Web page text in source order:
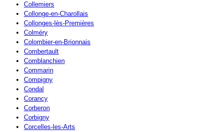
Collemiers
Collonge-en-Charollais
Collonges-lès-Premières
Colméry
Colombier-en-Brionnais
Combertault
Comblanchien
Commarin
Compigny
Condal
Corancy
Corberon
Corbigny
Corcelles-les-Arts